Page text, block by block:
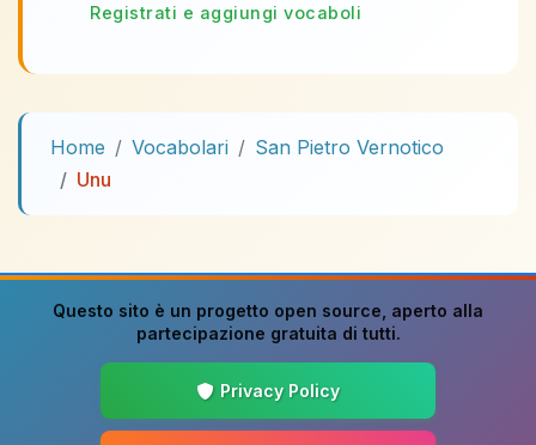
Registrati e aggiungi vocaboli
Home Vocabolari
San Pietro Vernotico
Unu
Questo sito è un progetto open source , aperto alla
partecipazione gratuita di tutti.
Privacy Policy